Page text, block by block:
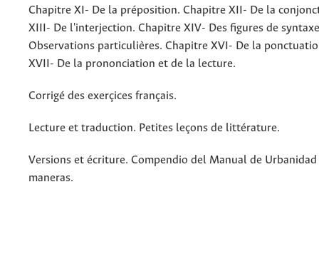
Chapitre XI- De la préposition. Chapitre XII- De la
XIII- De l'interjection. Chapitre XIV- Des figures de
Observations particulières. Chapitre XVI- De la
XVII- De la prononciation et de la lecture.
Corrigé des exerçices français.
Lecture et traduction. Petites leçons de littérature.
Versions et écriture. Compendio del Manual de Urbanidad
maneras.